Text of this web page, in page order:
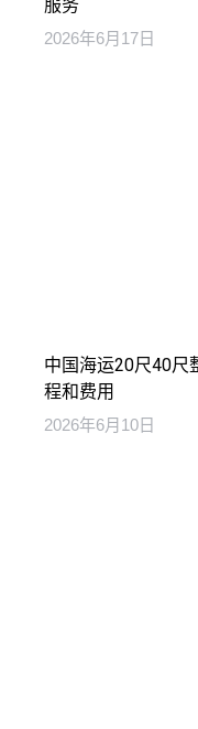
服务
2026年6月17日
中国海运20尺40尺
程和费用
2026年6月10日